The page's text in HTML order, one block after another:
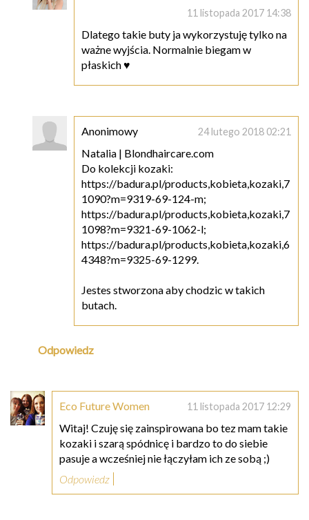
11 listopada 2017 14:38
Dlatego takie buty ja wykorzystuję tylko na
ważne wyjścia. Normalnie biegam w
płaskich ♥
Anonimowy 24 lutego 2018 02:21
Natalia | Blondhaircare.com
Do kolekcji kozaki:
https://badura.pl/products,kobieta,kozaki,7
1090?m=9319-69-124-m;
https://badura.pl/products,kobieta,kozaki,7
1098?m=9321-69-1062-l;
https://badura.pl/products,kobieta,kozaki,6
4348?m=9325-69-1299.
Jestes stworzona aby chodzic w takich
butach.
Odpowiedz
Eco Future Women 11 listopada 2017 12:29
Witaj! Czuję się zainspirowana bo tez mam takie
kozaki i szarą spódnicę i bardzo to do siebie
pasuje a wcześniej nie łączyłam ich ze sobą ;)
Odpowiedz